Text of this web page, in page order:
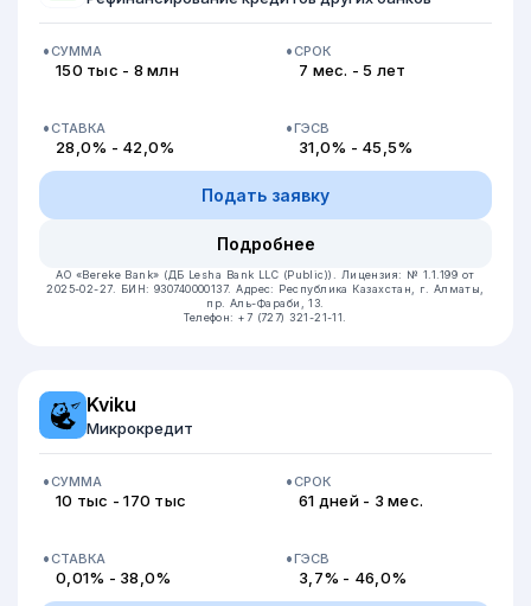
СУММА
150 тыс - 8 млн
СРОК
7 мес. - 5 лет
СТАВКА
28,0% - 42,0%
ГЭСВ
31,0% - 45,5%
Подать заявку
Подробнее
АО «Bereke Bank» (ДБ Lesha Bank LLC (Public)).
Лицензия: № 1.1.199 от
2025-02-27.
БИН: 930740000137.Адрес: Республика Казахстан, г. Алматы,
пр. Аль-Фараби, 13.
Телефон: +7 (727) 321-21-11.
Kviku
Микрокредит
СУММА
10 тыс - 170 тыс
СРОК
61 дней - 3 мес.
СТАВКА
0,01% - 38,0%
ГЭСВ
3,7% - 46,0%